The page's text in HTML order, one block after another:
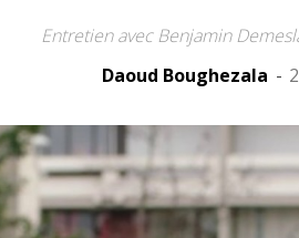
Entretien avec Benjamin
Daoud Boughezala -